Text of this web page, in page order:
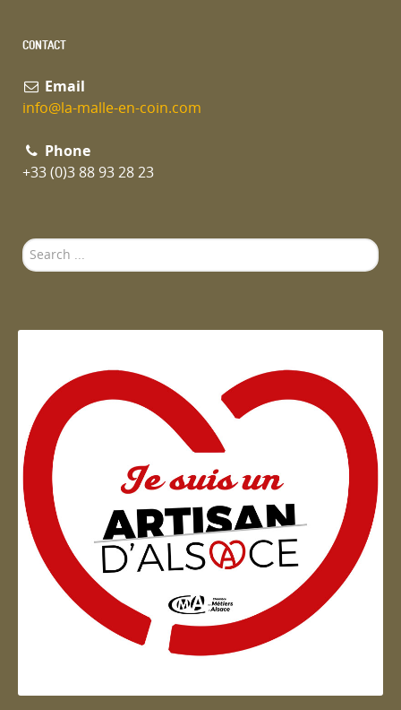
CONTACT
Email
info@la-malle-en-coin.com
Phone
+33 (0)3 88 93 28 23
Search
...
Artisan d'Alsace